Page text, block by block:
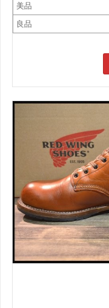
美品
良品